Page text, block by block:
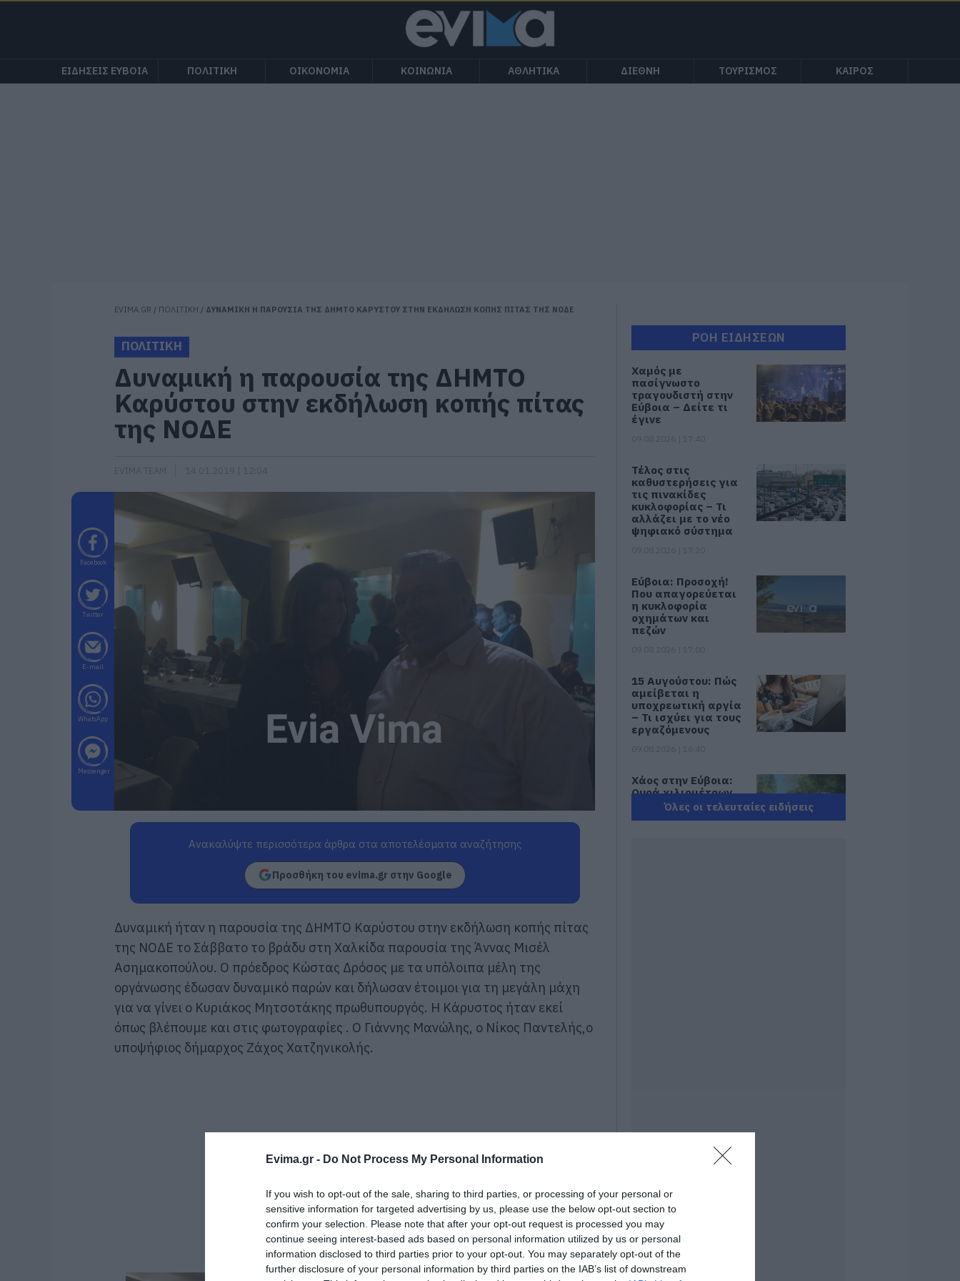
Evima.gr - Do Not Process My Personal Information
If you wish to opt-out of the sale, sharing to third parties, or processing of your personal or
sensitive information for targeted advertising by us, please use the below opt-out section to
confirm your selection. Please note that after your opt-out request is processed you may
continue seeing interest-based ads based on personal information utilized by us or personal
information disclosed to third parties prior to your opt-out. You may separately opt-out of the
further disclosure of your personal information by third parties on the IAB’s list of downstream
ΕΙΔΗΣΕΙΣ ΕΥΒΟΙΑ ΠΟΛΙΤΙΚΗ ΟΙΚΟΝΟΜΙΑ ΚΟΙΝΩΝΙΑ ΑΘΛΗΤΙΚΑ ΔΙΕΘΝΗ ΤΟΥΡΙΣΜΟΣ ΚΑΙΡΟΣ
EVIMA.GR / ΠΟΛΙΤΙΚΗ / ΔΥΝΑΜΙΚΗ Η ΠΑΡΟΥΣΙΑ ΤΗΣ ΔΗΜΤΟ ΚΑΡΥΣΤΟΥ ΣΤΗΝ ΕΚΔΗΛΩΣΗ ΚΟΠΗΣ ΠΙΤΑΣ ΤΗΣ ΝΟΔΕ
ΠΟΛΙΤΙΚΗ
Δυναμική η παρουσία της ΔΗΜΤΟ
Καρύστου στην εκδήλωση κοπής πίτας
της ΝΟΔΕ
Facebook
Twitter
E-mail
WhatsApp
Messenger
Ανακαλύψτε περισσότερα άρθρα στα αποτελέσματα αναζήτησης
Προσθήκη του evima.gr στην Google
Δυναμική ήταν η παρουσία της ΔΗΜΤΟ Καρύστου στην εκδήλωση κοπής πίτας
της ΝΟΔΕ το Σάββατο το βράδυ στη Χαλκίδα παρουσία της Άννας Μισέλ
Ασημακοπούλου. Ο πρόεδρος Κώστας Δρόσος με τα υπόλοιπα μέλη της
οργάνωσης έδωσαν δυναμικό παρών και δήλωσαν έτοιμοι για τη μεγάλη μάχη
για να γίνει ο Κυριάκος Μητσοτάκης πρωθυπουργός. Η Κάρυστος ήταν εκεί
όπως βλέπουμε και στις φωτογραφίες . Ο Γιάννης Μανώλης, ο Νίκος Παντελής,ο
υποψήφιος δήμαρχος Ζάχος Χατζηνικολής.
ΡΟΗ ΕΙΔΗΣΕΩΝ
Χαμός με
πασίγνωστο
τραγουδιστή στην
Εύβοια – Δείτε τι
έγινε
Τέλος στις
καθυστερήσεις για
τις πινακίδες
κυκλοφορίας – Τι
αλλάζει με το νέο
ψηφιακό σύστημα
Εύβοια: Προσοχή!
Που απαγορεύεται
η κυκλοφορία
οχημάτων και
πεζών
15 Αυγούστου: Πώς
αμείβεται η
υποχρεωτική αργία
– Τι ισχύει για τους
εργαζόμενους
Χάος στην Εύβοια:
Ουρά χιλιομέτρων
μέσα στον Αύγουστο
– «Κινδυνεύουμε να
09.08.2026 | 15:20
ευρώ – Ποιοι δρόμοι
αλλάζουν
09.08.2026 | 15:00
Τουρισμός για Όλους
2026-2027: Ποιοι
κάνουν αίτηση
Όλες οι τελευταίες ειδήσεις